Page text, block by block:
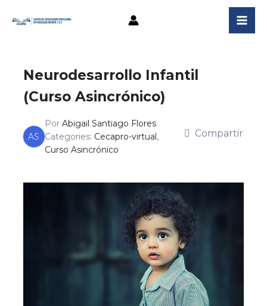
Neurodesarrollo Infantil
(Curso Asincrónico)
AS
Por Abigail Santiago Flores
Categories: Cecapro-virtual,
Curso Asincrónico
Compartir